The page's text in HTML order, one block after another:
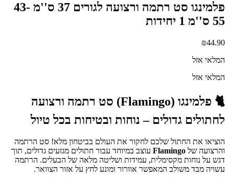
פלמינגו סט רתמה ורצועה לגורים 37 ס''מ 43-
55 ס''מ 1 יחידות
₪44.90
המלאי אזל
המלאי אזל
🐈 פלמינגו (Flamingo) סט רתמה ורצועה
לחתולים גדולים – נוחות ובטיחות בכל טיול
הוציאו את החתול שלכם לחקור את העולם בביטחון מלא! סט הרתמה
והרצועה של Flamingo עוצב במיוחד עבור חתולים מגזעים גדולים, תוך
דגש על נוחות מקסימלית, עמידות ושליטה מלאה של הבעלים. הרתמה
עשויה מבד משולב המאפשר אוורור ומונע לחץ על אזור הצוואר.